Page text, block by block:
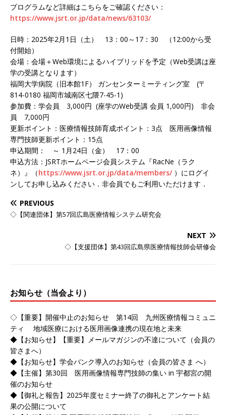
プログラムなど詳細はこちらをご確認ください：
https://www.jsrt.or.jp/data/news/63103/
日時：2025年2月1日（土） 13：00～17：30 （12:00から受
付開始）
会場：会場＋Web環境によるハイブリッドを予定（Web受講は座
学の受講となります）
福岡大学病院（旧本館1F） ガンセンターミーティング室 (〒
814-0180 福岡市城南区七隈7-45-1)
参加費：学会員 3,000円 (座学のWeb受講 会員 1,000円) 非会
員 7,000円
更新ポイント：医療情報技師育成ポイント：3点 医用画像情報
専門技師更新ポイント：15点
申込期間： ～ 1月24日（金） 17：00
申込方法：JSRTホームページ会員システム『RacNe（ラク
ネ）』（https://www.jsrt.or.jp/data/members/）にログイ
ンしてお申し込みください．非会員でもご利用いただけます．
PREVIOUS
◇【関連団体】第57回広島医療情報システム研究会
NEXT
◇【支援団体】第43回広島県医療情報技師会研修会
お知らせ（当会より）
◇【重要】開催中止のお知らせ 第14回 九州医療情報コミュニ
ティ 地域医療における医用画像連携の現在地と未来
◆【お知らせ】【重要】メールマガジンの不達について（会員の
皆さまへ）
◆【お知らせ】学会バンク導入のお知らせ（会員の皆さま へ）
◆【主催】第30回 医用画像情報専門技師の集い in 宇都宮の開
催のお知らせ
◆【御礼と報告】2025年度セミナー終了の御礼とアンケート結
果の公開について